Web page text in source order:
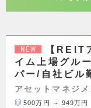
NEW
【REIT
イム上場グル
パー/自社ビル
アセットマネジ
500万円 ～ 949万円